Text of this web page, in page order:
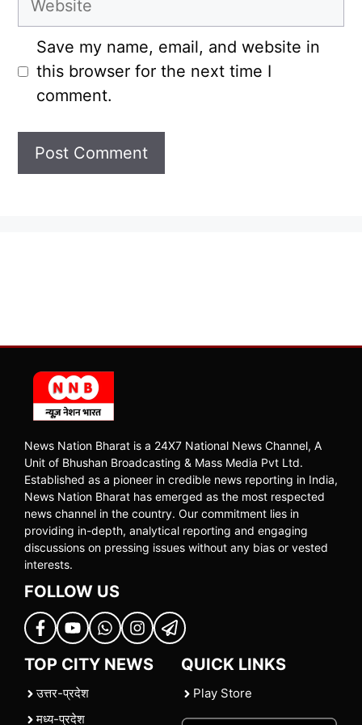
Save my name, email, and website in
this browser for the next time I
comment.
News Nation Bharat is a 24X7 National News Channel, A
Unit of Bhushan Broadcasting & Mass Media Pvt Ltd.
Established as a pioneer in credible news reporting in India,
News Nation Bharat has emerged as the most respected
news channel in the country. Our commitment lies in
providing in-depth, analytical reporting and engaging
discussions on pressing issues without any bias or vested
interests.
FOLLOW US
TOP CITY NEWS
उत्तर-प्रदेश
मध्य-प्रदेश
QUICK LINKS
Play Store